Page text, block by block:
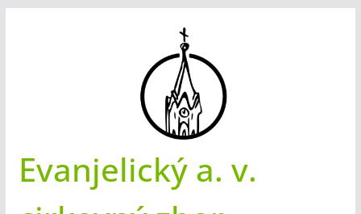
Evanjelický a. v.